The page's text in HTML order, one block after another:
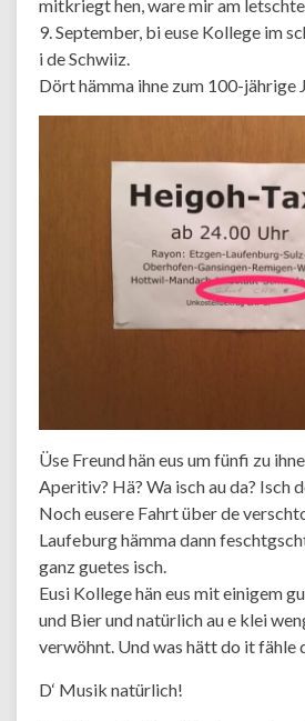
mitkriegt hen, ware mir am
9. September, bi euse Kollege im
i de Schwiiz.
Dört hämma ihne zum 100-jährige
Üse Freund hän eus um fünfi zu
Aperitiv? Hä? Wa isch au da? Isch
Noch eusere Fahrt über de
Laufeburg hämma dann
ganz guetes isch.
Eusi Kollege hän eus mit einigem
und Bier und natürlich au e klei
verwöhnt. Und was hätt do it fähle
D‘ Musik natürlich!